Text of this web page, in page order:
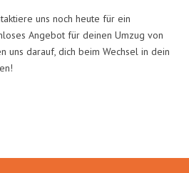
uns noch heute für ein
Angebot für deinen Umzug von
uns darauf, dich beim Wechsel in dein